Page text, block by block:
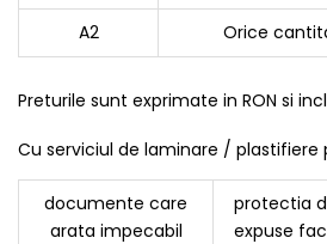
A2
Orice
Preturile sunt exprimate in RON si
Cu serviciul de laminare / plastifiere
documente care
arata impecabil
protectia
expuse